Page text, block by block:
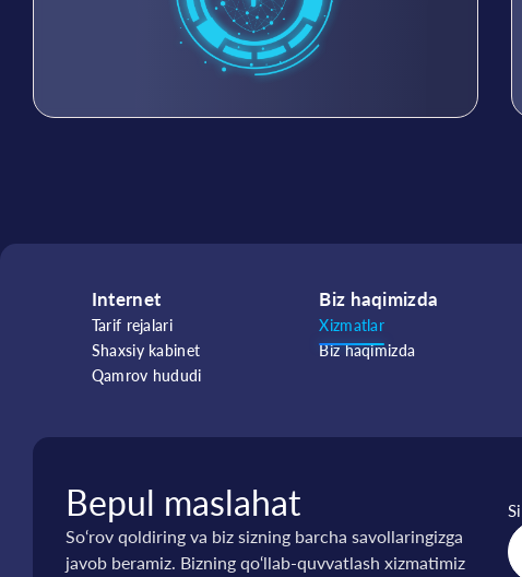
Internet
Tarif rejalari
Shaxsiy kabinet
Qamrov hududi
Biz haqimizda
Xizmatlar
Biz haqimizda
Bepul maslahat
So‘rov qoldiring va biz sizning barcha savollaringizga
javob beramiz. Bizning qo‘llab-quvvatlash xizmatimiz